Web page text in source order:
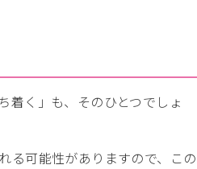
着く」も、そのひとつでしょ
る可能性がありますので、この